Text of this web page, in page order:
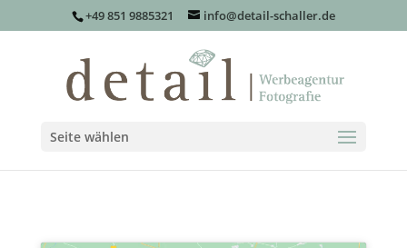
+49 851 9885321 info@detail-schaller.de
Seite wählen